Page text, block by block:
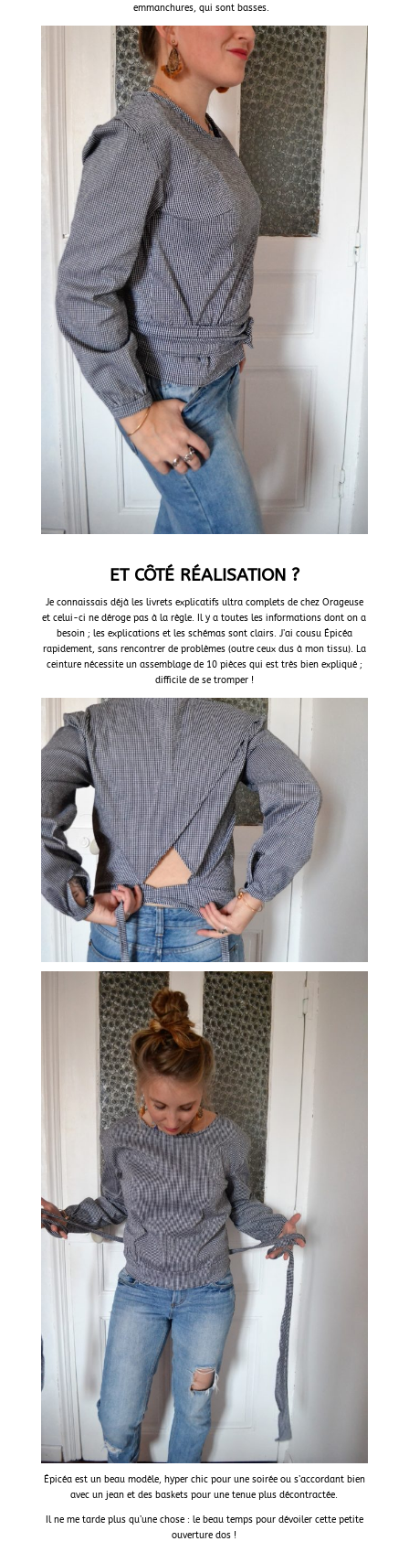
emmanchures, qui sont basses.
ET CÔTÉ RÉALISATION ?
Je connaissais déjà les livrets explicatifs ultra complets de chez Orageuse
et celui-ci ne déroge pas à la règle. Il y a toutes les informations dont on a
besoin ; les explications et les schémas sont clairs. J’ai cousu Épicéa
rapidement, sans rencontrer de problèmes (outre ceux dus à mon tissu). La
ceinture nécessite un assemblage de 10 pièces qui est très bien expliqué ;
difficile de se tromper !
Épicéa est un beau modèle, hyper chic pour une soirée ou s’accordant bien
avec un jean et des baskets pour une tenue plus décontractée.
Il ne me tarde plus qu’une chose : le beau temps pour dévoiler cette petite
ouverture dos !